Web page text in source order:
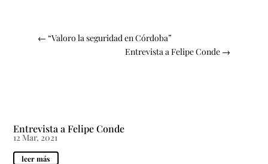
← “Valoro la seguridad en Córdoba”
Entrevista a Felipe Conde →
Entrevista a Felipe Conde
12 Mar, 2021
leer más